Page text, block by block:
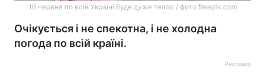
16 червня по всій Україні буде дуже тепло / фото freepik.com
Очікується і не спекотна, і не холодна
погода по всій країні.
Реклама